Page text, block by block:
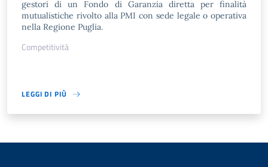
gestori di un Fondo di Garanzia diretta per finalità
mutualistiche rivolto alla PMI con sede legale o operativa
nella Regione Puglia.
Competitività
LEGGI DI PIÙ